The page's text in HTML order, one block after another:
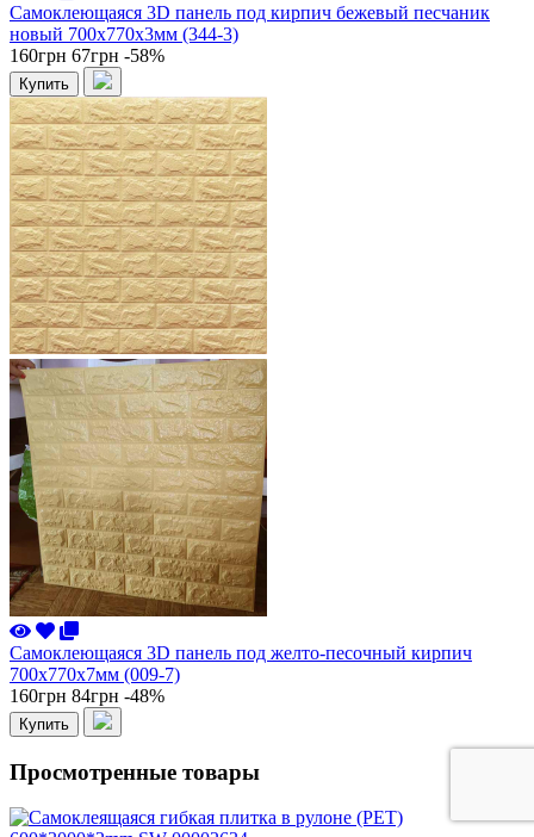
Самоклеющаяся 3D панель под кирпич бежевый песчаник
новый 700x770x3мм (344-3)
160грн 67грн -58%
Купить
Самоклеющаяся 3D панель под желто-песочный кирпич
700x770x7мм (009-7)
160грн 84грн -48%
Купить
Просмотренные товары